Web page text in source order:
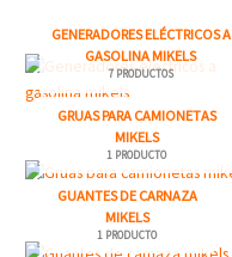
GENERADORES ELÉCTRICOS A
GASOLINA MIKELS
7 PRODUCTOS
GRUAS PARA CAMIONETAS
MIKELS
1 PRODUCTO
GUANTES DE CARNAZA
MIKELS
1 PRODUCTO